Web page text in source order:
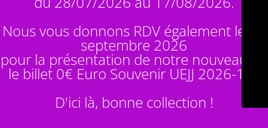
Nous vous donnons RDV également le 14
septembre 2026
pour la présentation de notre nouveauté :
le billet 0€ Euro Souvenir UEJJ 2026-10
D'ici là, bonne collection !